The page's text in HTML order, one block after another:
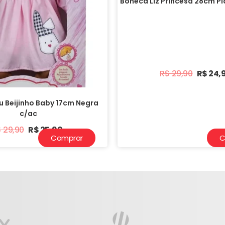
Beijinho Baby 17cm Negra
c/ac
29,90 R$25,90
R$29,90 R$
Comprar